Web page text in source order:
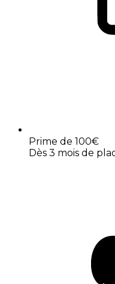
Prime de 100€
Dès 3 mois de